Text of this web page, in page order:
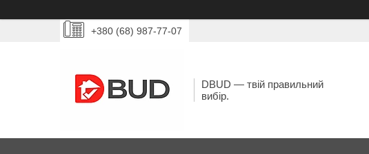
+380 (68) 987-77-07
DBUD — твій правильний
вибір.